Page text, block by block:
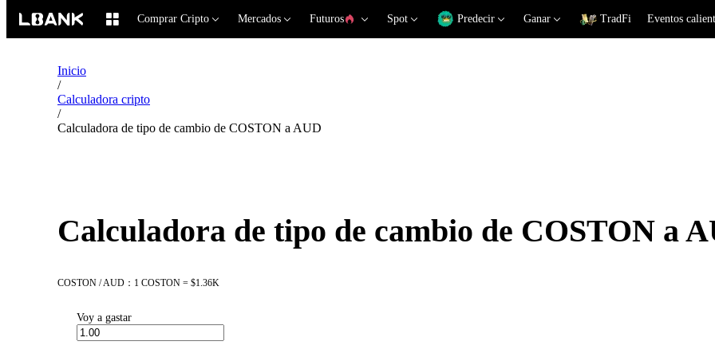
Comprar Cripto Mercados Futuros Spot Predecir Ganar TradFi Eventos
Inicio
/
Calculadora cripto
/
Calculadora de tipo de cambio de COSTON a AUD
Calculadora de tipo de cambio de COSTON a
COSTON / AUD：1 COSTON = $1.36K
Voy a gastar